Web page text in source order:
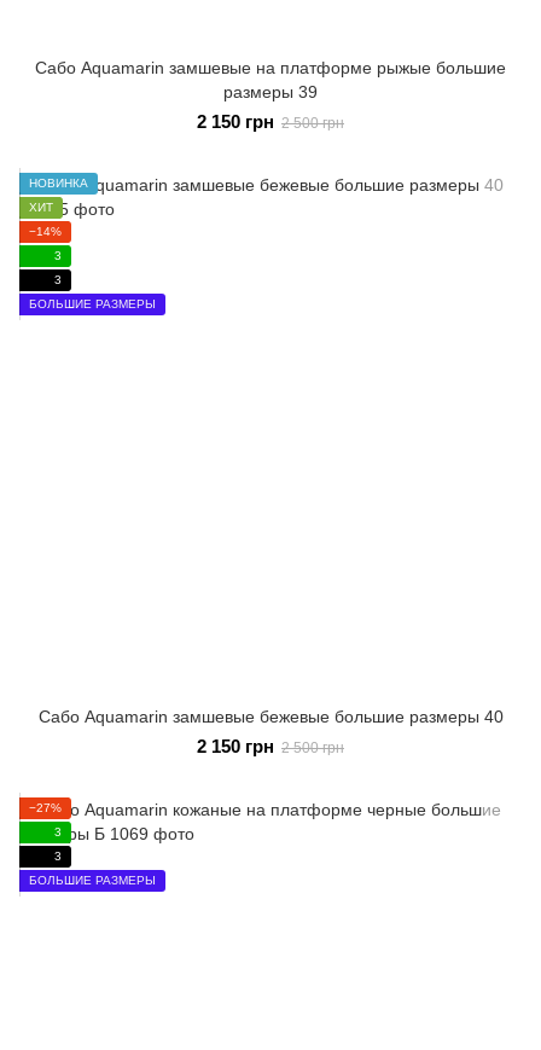
Сабо Aquamarin замшевые на платформе рыжые большие
размеры 39
2 150 грн 2 500 грн
НОВИНКА
ХИТ
−14%
3
3
БОЛЬШИЕ РАЗМЕРЫ
Сабо Aquamarin замшевые бежевые большие размеры 40
2 150 грн 2 500 грн
−27%
3
3
БОЛЬШИЕ РАЗМЕРЫ